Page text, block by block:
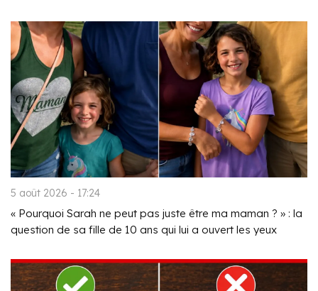
5 août 2026 - 17:24
« Pourquoi Sarah ne peut pas juste être ma maman ? » : la
question de sa fille de 10 ans qui lui a ouvert les yeux